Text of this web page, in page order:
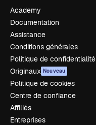
Academy
Documentation
Assistance
Conditions générales
Politique de confidentialité
Originaux Nouveau
Politique de cookies
Centre de confiance
Affiliés
Entreprises